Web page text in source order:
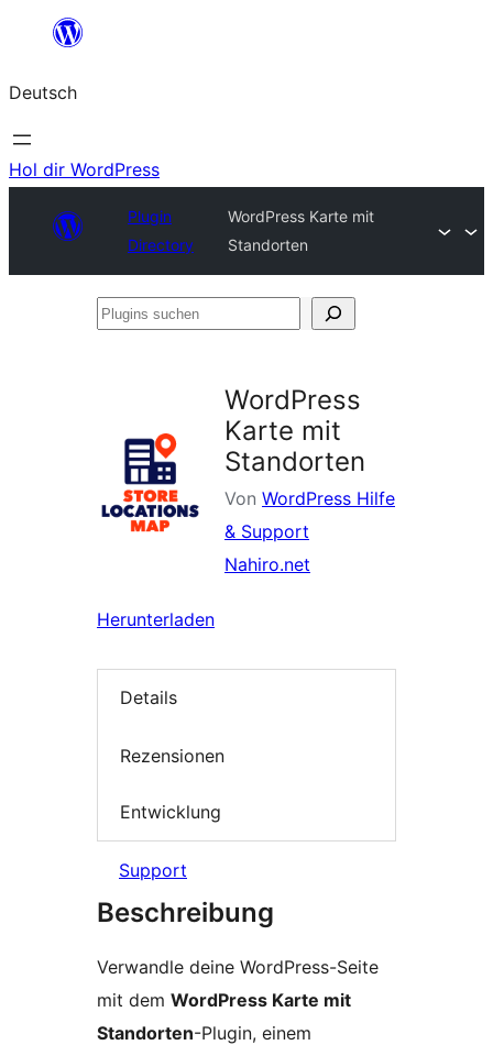
springen
Deutsch
Hol dir WordPress
Plugin
Directory
WordPress Karte mit
Standorten
Plugins
WordPress
Karte mit
Standorten
Von WordPress Hilfe
& Support
Nahiro.net
Herunterladen
Details
Rezensionen
Entwicklung
Support
Beschreibung
Verwandle deine WordPress-Seite
mit dem WordPress Karte mit
Standorten-Plugin, einem